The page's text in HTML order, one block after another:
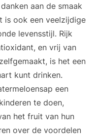
aan de smaak
is ook een veelzijdige
levensstijl. Rijk
en vrij van
is het een
kunt drinken.
een
te doen,
het fruit van hun
over de voordelen